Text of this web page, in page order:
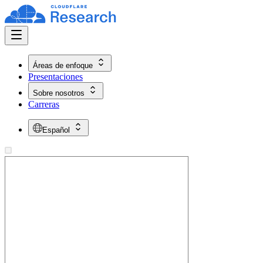
Áreas de enfoque
Presentaciones
Sobre nosotros
Carreras
Español